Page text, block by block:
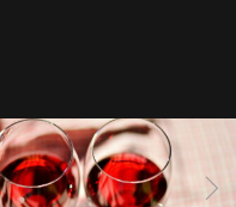
Blog Wonen beaujolais
2022 Beaujolais Nouveau
2022 De wijnmakers laten
de druiventrossen gisten in